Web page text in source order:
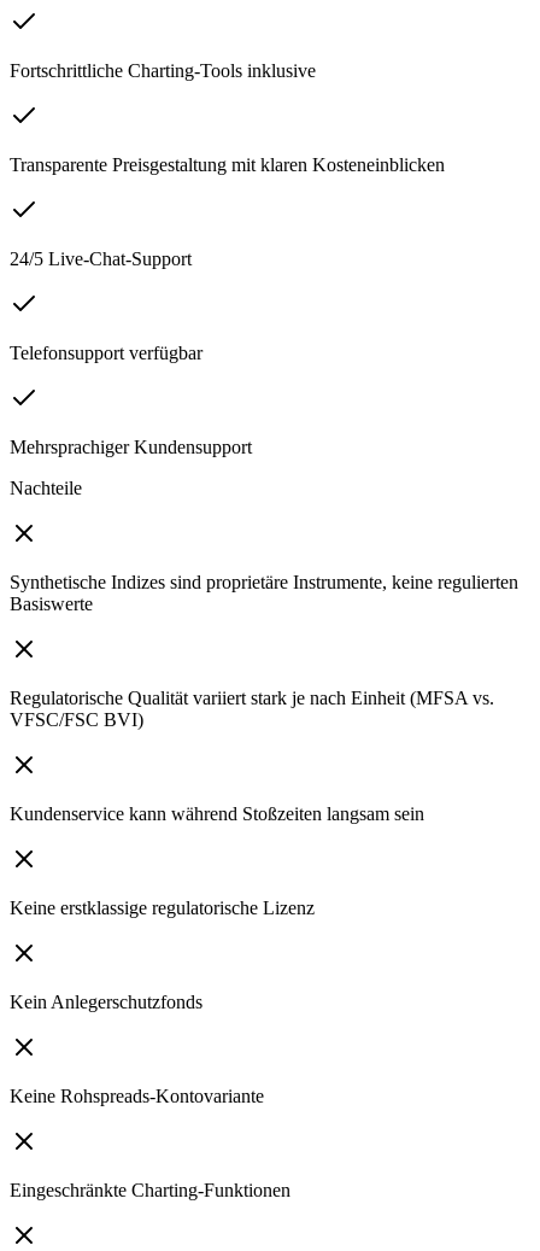
Fortschrittliche Charting-Tools inklusive
Transparente Preisgestaltung mit klaren Kosteneinblicken
24/5 Live-Chat-Support
Telefonsupport verfügbar
Mehrsprachiger Kundensupport
Nachteile
Synthetische Indizes sind proprietäre Instrumente, keine regulierten
Basiswerte
Regulatorische Qualität variiert stark je nach Einheit (MFSA vs.
VFSC/FSC BVI)
Kundenservice kann während Stoßzeiten langsam sein
Keine erstklassige regulatorische Lizenz
Kein Anlegerschutzfonds
Keine Rohspreads-Kontovariante
Eingeschränkte Charting-Funktionen